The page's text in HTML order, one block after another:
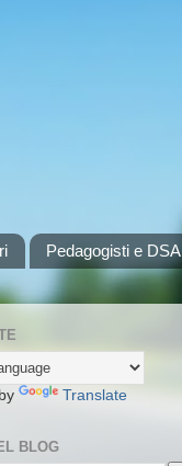
Pedagogisti e DSA
Translate
BLOG